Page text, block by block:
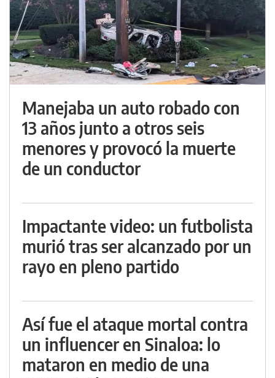
Manejaba un auto robado con
13 años junto a otros seis
menores y provocó la muerte
de un conductor
Impactante video: un futbolista
murió tras ser alcanzado por un
rayo en pleno partido
Así fue el ataque mortal contra
un influencer en Sinaloa: lo
mataron en medio de una